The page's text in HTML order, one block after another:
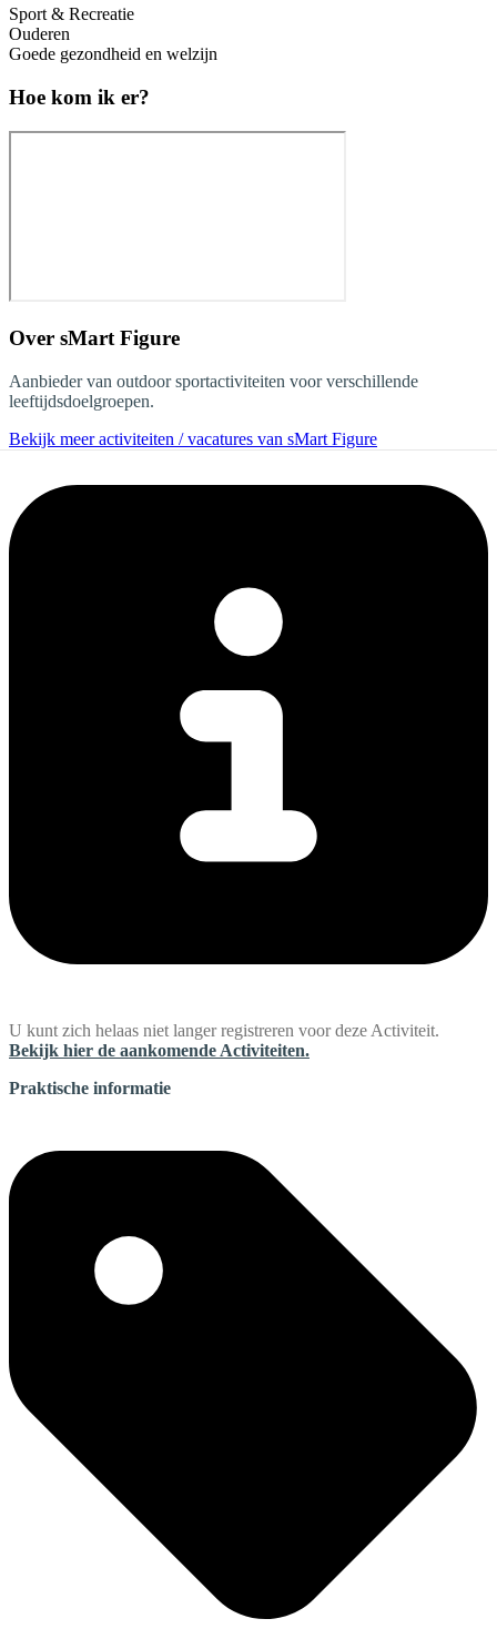
Sport & Recreatie
Ouderen
Goede gezondheid en welzijn
Hoe kom ik er?
Over sMart Figure
Aanbieder van outdoor sportactiviteiten voor verschillende
leeftijdsdoelgroepen.
Bekijk meer activiteiten / vacatures van sMart Figure
U kunt zich helaas niet langer registreren voor deze Activiteit.
Bekijk hier de aankomende Activiteiten.
Praktische informatie